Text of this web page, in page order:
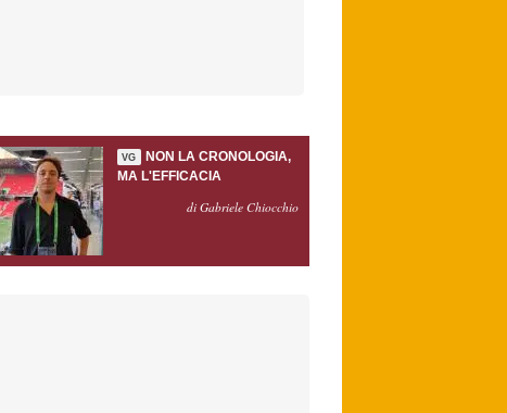
VG
NON LA CRONOLOGIA,
MA L'EFFICACIA
di Gabriele Chiocchio